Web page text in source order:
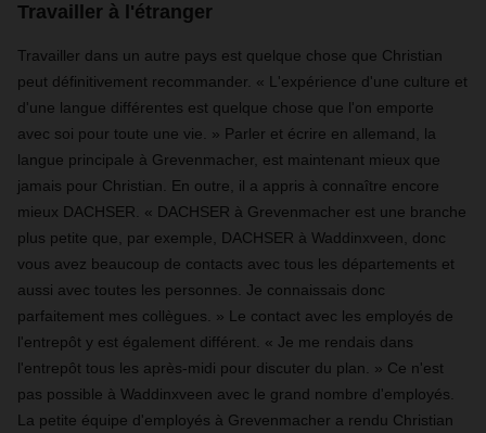
Travailler à l'étranger
Travailler dans un autre pays est quelque chose que Christian
peut définitivement recommander. « L'expérience d'une culture et
d'une langue différentes est quelque chose que l'on emporte
avec soi pour toute une vie. » Parler et écrire en allemand, la
langue principale à Grevenmacher, est maintenant mieux que
jamais pour Christian. En outre, il a appris à connaître encore
mieux DACHSER. « DACHSER à Grevenmacher est une branche
plus petite que, par exemple, DACHSER à Waddinxveen, donc
vous avez beaucoup de contacts avec tous les départements et
aussi avec toutes les personnes. Je connaissais donc
parfaitement mes collègues. » Le contact avec les employés de
l'entrepôt y est également différent. « Je me rendais dans
l'entrepôt tous les après-midi pour discuter du plan. » Ce n'est
pas possible à Waddinxveen avec le grand nombre d'employés.
La petite équipe d'employés à Grevenmacher a rendu Christian